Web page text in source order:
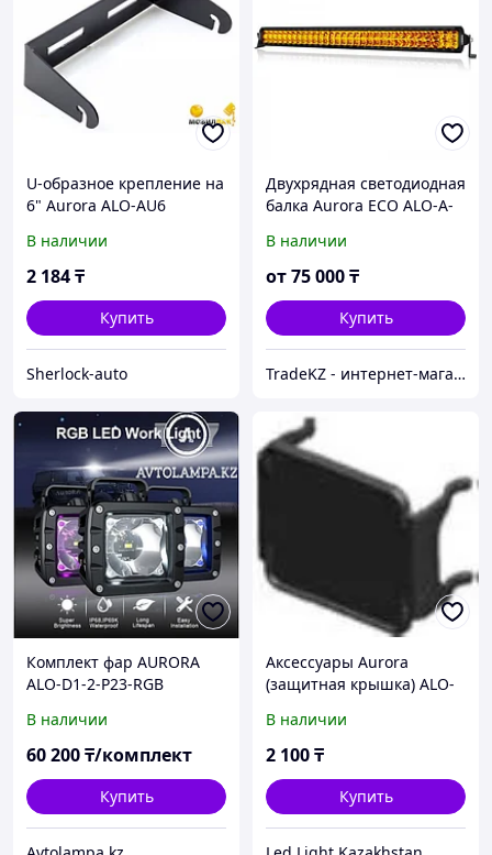
U-образное крепление на
6" Aurora ALO-AU6
В наличии
2 184₸
Купить
Sherlock-auto
Двухрядная светодиодная
балка Aurora ECO ALO-A-
В наличии
от75 000₸
Купить
TradeKZ - интернет-магазин
Комплект фар AURORA
ALO-D1-2-P23-RGB
квадратные фары Aurora
В наличии
60 200₸/комплект
Купить
Аксессуары Aurora
(защитная крышка) ALO-
В наличии
2 100₸
Купить